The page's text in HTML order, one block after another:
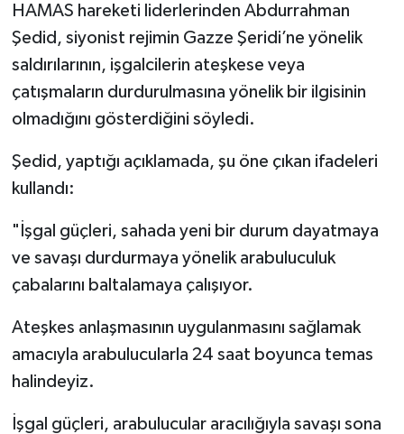
HAMAS hareketi liderlerinden Abdurrahman
Şedid, siyonist rejimin Gazze Şeridi’ne yönelik
saldırılarının, işgalcilerin ateşkese veya
çatışmaların durdurulmasına yönelik bir ilgisinin
olmadığını gösterdiğini söyledi.
Şedid, yaptığı açıklamada, şu öne çıkan ifadeleri
kullandı:
"İşgal güçleri, sahada yeni bir durum dayatmaya
ve savaşı durdurmaya yönelik arabuluculuk
çabalarını baltalamaya çalışıyor.
Ateşkes anlaşmasının uygulanmasını sağlamak
amacıyla arabulucularla 24 saat boyunca temas
halindeyiz.
İşgal güçleri, arabulucular aracılığıyla savaşı sona